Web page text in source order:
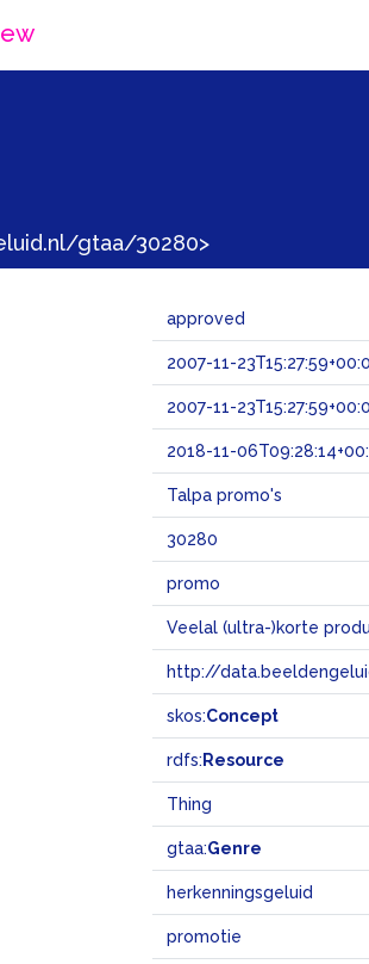
gtaa/30280>
approved
2007-11-
2007-11-
2018-11-
Talpa promo's
30280
promo
http://
skos:Concept
rdfs: Resource
Thing
gtaa:Genre
herkenningsgeluid
promotie